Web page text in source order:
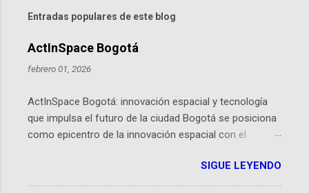
Entradas populares de este blog
ActInSpace Bogotá
febrero 01, 2026
ActInSpace Bogotá: innovación espacial y tecnología
que impulsa el futuro de la ciudad Bogotá se posiciona
como epicentro de la innovación espacial con el
hackathon global que convierte tecnologías de la
Agencia Espacial Europea en soluciones prácticas para
SIGUE LEYENDO